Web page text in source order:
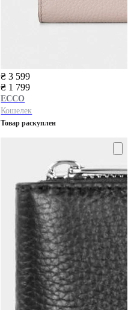
₴ 3 599
₴ 1 799
ECCO
Кошелек
Товар раскуплен